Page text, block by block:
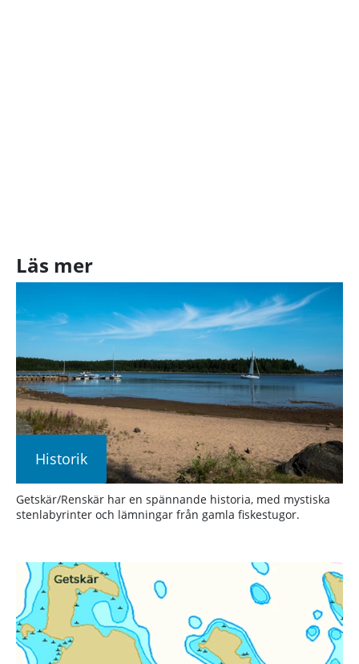
Läs mer
Historik
Getskär/Renskär har en spännande historia, med mystiska
stenlabyrinter och lämningar från gamla fiskestugor.